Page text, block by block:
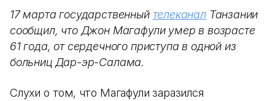
17 марта государственный телеканалТанзании
сообщил, что Джон Магафули умер в возрасте
61 года, от сердечного приступа в одной из
больниц Дар-эр-Салама.
Слухи о том, что Магафули заразился